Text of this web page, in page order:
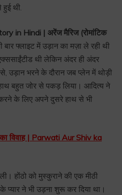
थी.
in Hindi | अरेंज मैरिज (रोमांटिक
फ्लाइट में उड़ान का मज़ा ले रही थी
थी लेकिन अंदर ही अंदर
उड़ान भरने के दौरान जब प्लेन में थोड़ी
बहुत जोर से पकड़ लिया। आदित्य ने
के लिए अपने दुसरे हाथ से भी
का विवाह | Parwati Aur Shiv ka
होंठो को मुस्कुराने की एक मीठी
ने भी उड़ना शुरू कर दिया था।